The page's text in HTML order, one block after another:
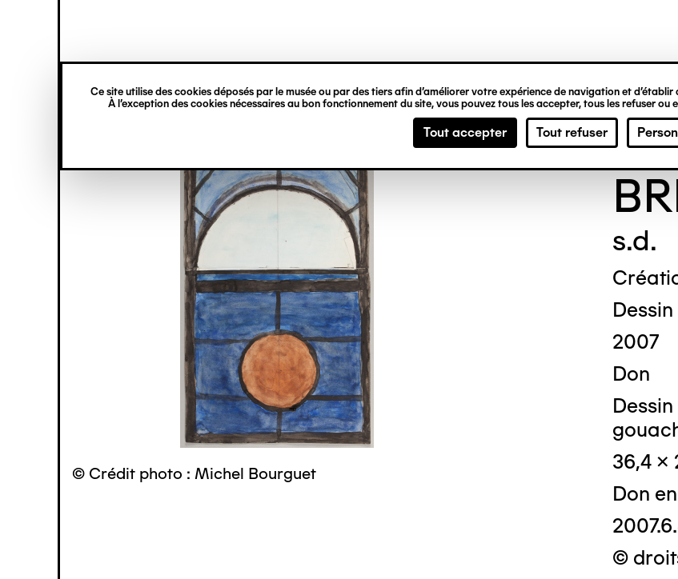
Ce site utilise des cookies déposés par le musée ou par des tiers afin d’améliorer votre expérience de navigation et
À l’exception des cookies nécessaires au bon fonctionnement du site, vous pouvez tous les accepter, tous les refuser ou
Tout accepter Tout refuser
principal
verticale
© Crédit photo : Michel Bourguet
s.d.
Dessin
2007
Don
36,4 x
Don
©